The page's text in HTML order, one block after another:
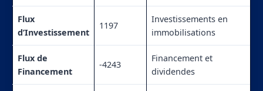
Flux
d’Investissement
1197
Investissements en
immobilisations
Flux de
Financement
-4243
Financement et
dividendes